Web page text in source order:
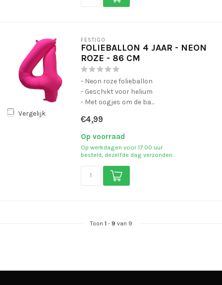
Vergelijk
FESTIGO
FOLIEBALLON 4 JAAR - NEON
ROZE - 86 CM
- Neon roze folieballon
- Geschikt voor helium
- Met oogjes om de ba...
€4,99
Op voorraad
Op werkdagen voor 17:00 uur
besteld, dezelfde dag verzonden.
Toon 1- 9 van 9